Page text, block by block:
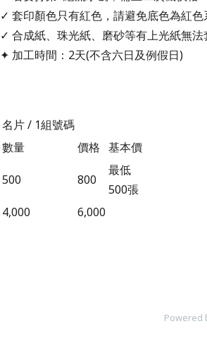
✓ 套印顏色只有紅色，請避免底色為紅色
✓ 合成紙、珠光紙、磨砂等有上光紙無法
✦ 加工時間：2天(不含六日及例假日)
名片 / 1組號碼
數量
價格 基本價
500 800
最低
500張
4,000
6,000
Powered